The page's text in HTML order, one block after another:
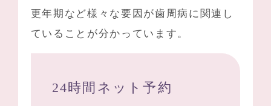
更年期など様々な要因が歯周病に関連し
ていることが分かっています。
24時間ネット予約